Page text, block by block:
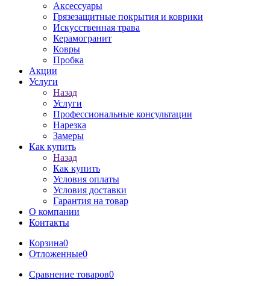
Аксессуары
Грязезащитные покрытия и коврики
Искусственная трава
Керамогранит
Ковры
Пробка
Акции
Услуги
Назад
Услуги
Профессиональные консультации
Нарезка
Замеры
Как купить
Назад
Как купить
Условия оплаты
Условия доставки
Гарантия на товар
О компании
Контакты
Корзина0
Отложенные0
Сравнение товаров0